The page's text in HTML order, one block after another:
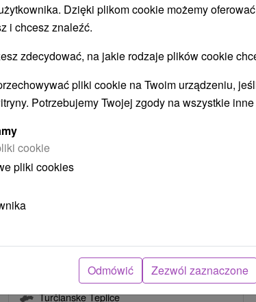
Urlop uzdrowiskowy: Zdrowie i
rodziny, leczniczy relaks i wodne
przyjemności
Uzdrowisko Turczańskie Teplice
Turčianske Teplice
Dzięki plikom cookie możemy
i chcesz znaleźć.
zdecydować, na jakie rodzaje plików cookie
pliki cookie na Twoim urządzeniu,
Potrzebujemy Twojej zgody na wszystkie
cookie
pliki cookies
Odmówić Zezwól zaznaczone